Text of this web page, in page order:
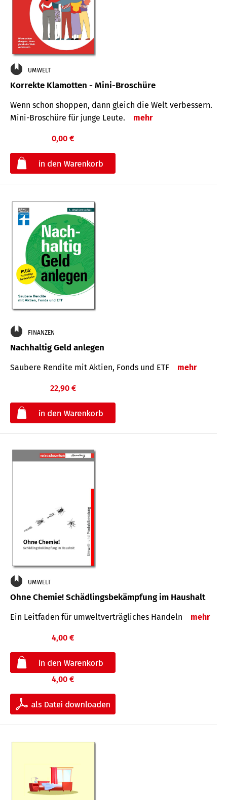
UMWELT
Korrekte Klamotten - Mini-Broschüre
Wenn schon shoppen, dann gleich die Welt verbessern.
Mini-Broschüre für junge Leute.
mehr
0,00 €
FINANZEN
Nachhaltig Geld anlegen
Saubere Rendite mit Aktien, Fonds und ETF mehr
22,90 €
UMWELT
Ohne Chemie! Schädlingsbekämpfung im Haushalt
Ein Leitfaden für um­welt­ver­träg­liches Han­deln mehr
4,00 €
4,00 €